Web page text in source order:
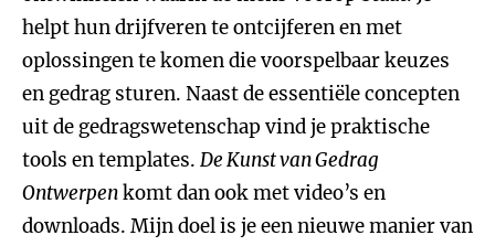
helpt hun drijfveren te ontcijferen en met
oplossingen te komen die voorspelbaar keuzes
en gedrag sturen. Naast de essentiële concepten
uit de gedragswetenschap vind je praktische
tools en templates. De Kunst van Gedrag
Ontwerpenkomt dan ook met video’s en
downloads. Mijn doel is je een nieuwe manier van